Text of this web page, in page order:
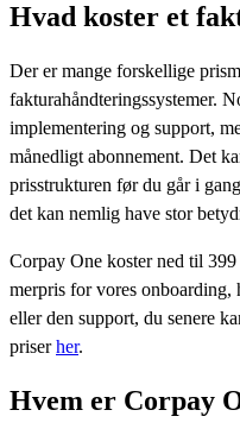
Hvad koster et
Der er mange forskellige
fakturahåndteringssystemer.
implementering og support,
månedligt abonnement. Det
prisstrukturen før du går i
det kan nemlig have stor
Corpay One koster ned til
merpris for vores onboarding,
eller den support, du senere
priser her.
Hvem er Corpay